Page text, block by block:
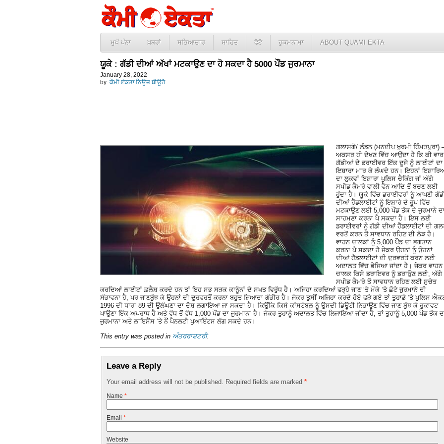
ਮੁਖੱ ਪੰਨਾ ਖ਼ਬਰਾਂ ਸਭਿਆਚਾਰ ਸਾਹਿਤ ਫੋਟੋ ਹੁਕਮਨਾਮਾ ABOUT QUAMI EKTA
ਯੂਕੇ : ਗੱਡੀ ਦੀਆਂ ਅੱਖਾਂ ਮਟਕਾਉਣ ਦਾ ਹੋ ਸਕਦਾ ਹੈ 5000 ਪੌਂਡ ਜੁਰਮਾਨਾ
January 28, 2022
by: ਕੌਮੀ ਏਕਤਾ ਨਿਊਜ਼ ਬੀਊਰੋ
ਗਲਾਸਗੋ/ ਲੰਡਨ (ਮਨਦੀਪ ਖੁਰਮੀ ਹਿੰਮਤਪੁਰਾ)
ਅਕਸਰ ਹੀ ਦੇਖਣ ਵਿੱਚ ਆਉਂਦਾ ਹੈ ਕਿ ਕੀ ਵਾਰ
ਗੱਡੀਆਂ ਦੇ ਡਰਾਈਵਰ ਇੱਕ ਦੂਜੇ ਨੂੰ ਲਾਈਟਾਂ ਦਾ
ਇਸ਼ਾਰਾ ਮਾਰ ਕੇ ਲੰਘਦੇ ਹਨ। ਇਹਨਾਂ
ਦਾ ਲੁਕਵਾਂ ਇਸ਼ਾਰਾ ਪੁਲਿਸ ਚੈਕਿੰਗ ਜਾਂ ਅੱਗੇ
ਸਪੀਡ ਕੈਮਰੇ ਵਾਲੀ ਵੈਨ ਆਦਿ ਤੋਂ ਬਚਣ ਲਈ
ਹੁੰਦਾ ਹੈ। ਯੂਕੇ ਵਿੱਚ ਡਰਾਈਵਰਾਂ ਨੂੰ ਆਪਣੀ
ਦੀਆਂ ਹੈੱਡਲਾਈਟਾਂ ਨੂੰ ਇਸ਼ਾਰੇ ਦੇ ਰੂਪ ਵਿੱਚ
ਮਟਕਾਉਣ ਲਈ 5,000 ਪੌਂਡ ਤੱਕ ਦੇ ਜੁਰਮਾਨੇ
ਸਾਹਮਣਾ ਕਰਨਾ ਪੈ ਸਕਦਾ ਹੈ। ਇਸ ਲਈ
ਡਰਾਈਵਰਾਂ ਨੂੰ ਗੱਡੀ ਦੀਆਂ ਹੈੱਡਲਾਈਟਾਂ ਦੀ
ਵਰਤੋਂ ਕਰਨ ਤੋਂ ਸਾਵਧਾਨ ਰਹਿਣ ਦੀ ਲੋੜ ਹੈ।
ਵਾਹਨ ਚਾਲਕਾਂ ਨੂੰ 5,000 ਪੌਂਡ ਦਾ ਭੁਗਤਾਨ
ਕਰਨਾ ਪੈ ਸਕਦਾ ਹੈ ਜੇਕਰ ਉਹਨਾਂ ਨੂੰ ਉਹਨਾਂ
ਦੀਆਂ ਹੈੱਡਲਾਈਟਾਂ ਦੀ ਦੁਰਵਰਤੋਂ ਕਰਨ ਲਈ
ਅਦਾਲਤ ਵਿੱਚ ਭੇਜਿਆ ਜਾਂਦਾ ਹੈ। ਜੇਕਰ ਵਾਹਨ
ਚਾਲਕ ਕਿਸੇ ਡਰਾਇਵਰ ਨੂੰ ਡਰਾਉਣ ਲਈ, ਅੱਗੇ
ਸਪੀਡ ਕੈਮਰੇ ਤੋਂ ਸਾਵਧਾਨ ਰਹਿਣ ਲਈ ਸੁਚੇਤ
ਕਰਦਿਆਂ ਲਾਈਟਾਂ ਫ਼ਲੈਸ਼ ਕਰਦੇ ਹਨ ਤਾਂ ਇਹ ਸਭ ਸੜਕ ਕਾਨੂੰਨਾਂ ਦੇ ਸਖਤ ਵਿਰੁੱਧ ਹੈ। ਅਜਿਹਾ ਕਰਦਿਆਂ ਫੜ੍ਹੇ ਜਾਣ ‘ਤੇ ਮੌਕੇ ‘ਤੇ ਛੋਟੇ ਜੁਰਮਾਨੇ ਦੀ
ਸੰਭਾਵਨਾ ਹੈ, ਪਰ ਜਾਣਬੁੱਝ ਕੇ ਉਹਨਾਂ ਦੀ ਦੁਰਵਰਤੋਂ ਕਰਨਾ ਬਹੁਤ ਜ਼ਿਆਦਾ ਗੰਭੀਰ ਹੈ। ਜੇਕਰ ਤੁਸੀਂ ਅਜਿਹਾ ਕਰਦੇ ਹੋਏ ਫੜੇ ਗਏ ਤਾਂ ਤੁਹਾਡੇ ‘ਤੇ ਪੁਲਿਸ
1996 ਦੀ ਧਾਰਾ 89 ਦੀ ਉਲੰਘਣਾ ਦਾ ਦੋਸ਼ ਲਗਾਇਆ ਜਾ ਸਕਦਾ ਹੈ। ਕਿਉਂਕਿ ਕਿਸੇ ਕਾਂਸਟੇਬਲ ਨੂੰ ਉਸਦੀ ਡਿਊਟੀ ਨਿਭਾਉਣ ਵਿੱਚ ਜਾਣ ਬੁੱਝ ਕੇ ਰੁਕਾਵਟ
ਪਾਉਣਾ ਇੱਕ ਅਪਰਾਧ ਹੈ ਅਤੇ ਵੱਧ ਤੋਂ ਵੱਧ 1,000 ਪੌਂਡ ਦਾ ਜੁਰਮਾਨਾ ਹੈ। ਜੇਕਰ ਤੁਹਾਨੂੰ ਅਦਾਲਤ ਵਿੱਚ ਲਿਜਾਇਆ ਜਾਂਦਾ ਹੈ, ਤਾਂ ਤੁਹਾਨੂੰ 5,000 ਪੌਂਡ ਤੱਕ
ਜੁਰਮਾਨਾ ਅਤੇ ਲਾਇਸੈਂਸ ‘ਤੇ ਨੌਂ ਪੈਨਲਟੀ ਪੁਆਇੰਟਸ ਲੱਗ ਸਕਦੇ ਹਨ।
This entry was posted in ਅੰਤਰਰਾਸ਼ਟਰੀ.
Leave a Reply
Your email address will not be published. Required fields are marked *
Name *
Email *
Website